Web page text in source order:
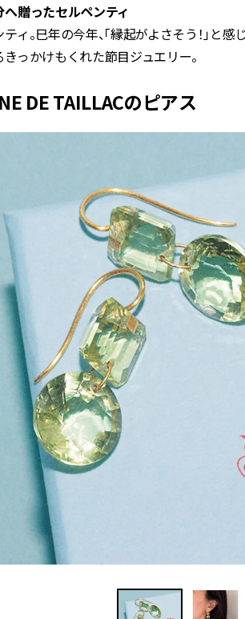
贈ったセルペンティ
ィ。巳年の今年、「縁起がよさそう！」と
っかけもくれた節目ジュエリー。
DE TAILLACのピアス